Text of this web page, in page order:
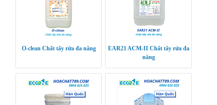
O-clean Chất tẩy rửa đa năng
EAR21 ACM-II Chất tẩy rửa đa
năng